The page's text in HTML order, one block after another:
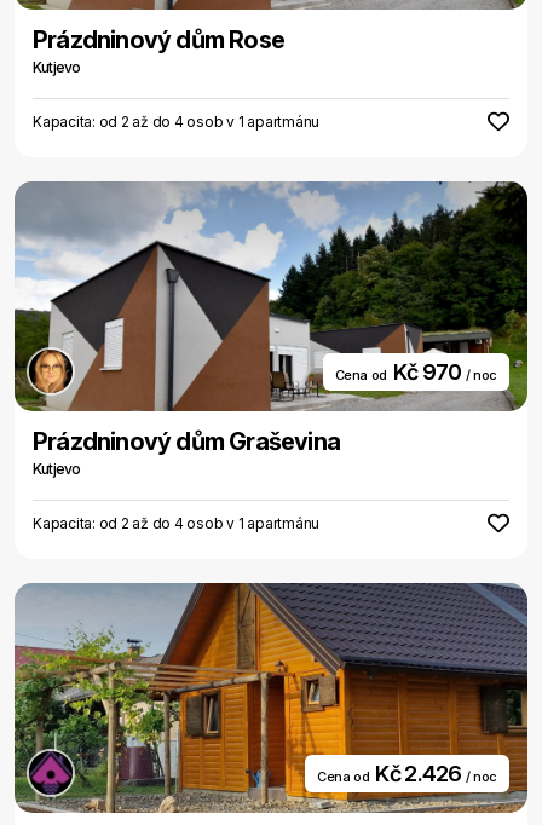
Prázdninový dům Rose
Kutjevo
Kapacita: od 2 až do 4 osob v 1 apartmánu
Cena od Kč 970 / noc
Prázdninový dům Graševina
Kutjevo
Kapacita: od 2 až do 4 osob v 1 apartmánu
Cena od Kč 2.426 / noc